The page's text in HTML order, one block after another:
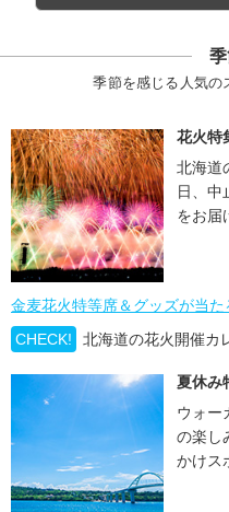
季節を感じる人気の
花火特
北海道
日、中
をお届
金麦花火特等席＆グッズが当た
CHECK!
北海道の花火開催カ
夏休み
ウォー
の楽し
かけス